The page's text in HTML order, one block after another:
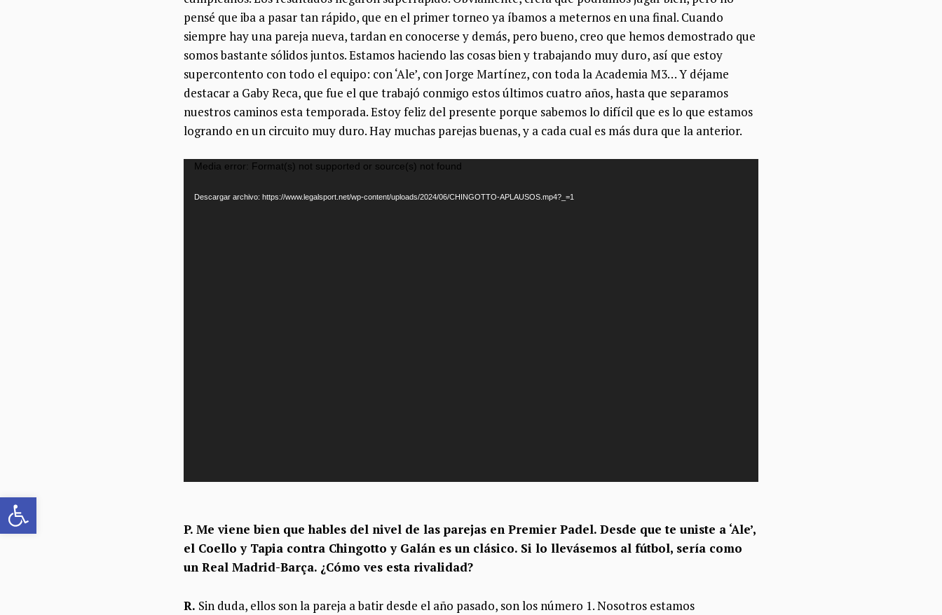
Abrir barra de herramientas
pensé que iba a pasar tan rápido, que en el primer torneo ya íbamos a meternos en una final. Cuando
siempre hay una pareja nueva,tardan en conocerse y demás, pero bueno, creo que hemos demostrado que
somosbastante sólidos juntos. Estamos haciendo las cosas bien ytrabajando muy duro, así que estoy
supercontento con todo el equipo: con ‘Ale’, con Jorge Martínez, con toda la Academia M3… Y déjame
destacar a Gaby Reca, que fue el que trabajó conmigo estos últimos cuatro años, hasta que separamos
nuestros caminos esta temporada. Estoyfeliz del presente porque sabemoslo difícil que es lo que estamos
logrando en un circuito muy duro. Hay muchas parejas buenas, y a cada cual es más dura que la anterior.
Reproductor
Media error: Format(s) not supported or source(s) not found
Descargar archivo: https://www.legalsport.net/wp-content/uploads/2024/06/CHINGOTTO-APLAUSOS.mp4?_=1
P. Me viene bien que hables del nivel de las parejas en Premier Padel. Desde que te uniste a ‘Ale’,
el Coello y Tapia contra Chingotto y Galán es un clásico. Si lo llevásemos al fútbol, sería como
un Real Madrid-Barça. ¿Cómo ves esta rivalidad?
R. Sin duda, ellos son la pareja a batir desde el año pasado, son los número 1. Nosotros estamos